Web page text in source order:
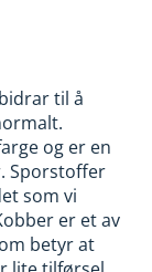
til å
og er en
Sporstoffer
som vi
er et av
betyr at